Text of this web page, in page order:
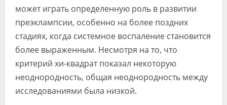
может играть определенную роль в развитии
преэклампсии, особенно на более поздних
стадиях, когда системное воспаление становится
более выраженным. Несмотря на то, что
критерий хи-квадрат показал некоторую
неоднородность, общая неоднородность между
исследованиями была низкой.